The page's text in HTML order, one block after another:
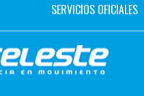
SERVICIOS OFICIALES